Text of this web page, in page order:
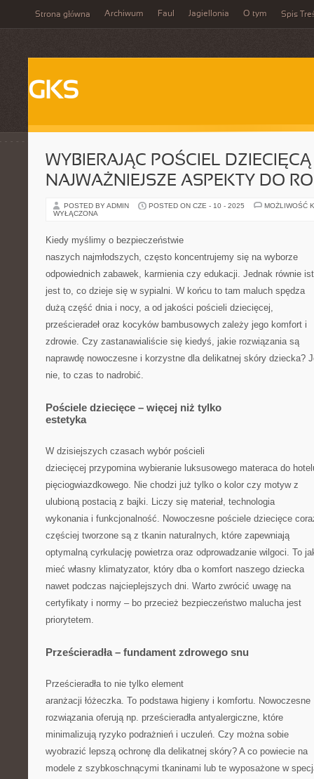
Strona główna Archiwum Faul Jagiellonia O tym Spis
GKS
WYBIERAJĄC POŚCIEL DZIECIĘCĄ
NAJWAŻNIEJSZE ASPEKTY DO
POSTED BY ADMIN POSTED ON CZE - 10 - 2025
MOŻLIWOŚĆ
WYŁĄCZONA
Kiedy myślimy o bezpieczeństwie
naszych najmłodszych, często koncentrujemy się na wyborze
odpowiednich zabawek, karmienia czy edukacji. Jednak równie
jest to, co dzieje się w sypialni. W końcu to tam maluch spędza
dużą część dnia i nocy, a od jakości pościeli dziecięcej,
prześcieradeł oraz kocyków bambusowych zależy jego komfort i
zdrowie. Czy zastanawialiście się kiedyś, jakie rozwiązania są
naprawdę nowoczesne i korzystne dla delikatnej skóry dziecka?
nie, to czas to nadrobić.
Pościele dziecięce – więcej niż tylko
estetyka
W dzisiejszych czasach wybór pościeli
dziecięcej przypomina wybieranie luksusowego materaca do
pięciogwiazdkowego. Nie chodzi już tylko o kolor czy motyw z
ulubioną postacią z bajki. Liczy się materiał, technologia
wykonania i funkcjonalność. Nowoczesne pościele dziecięce
częściej tworzone są z tkanin naturalnych, które zapewniają
optymalną cyrkulację powietrza oraz odprowadzanie wilgoci. To
mieć własny klimatyzator, który dba o komfort naszego dziecka
nawet podczas najcieplejszych dni. Warto zwrócić uwagę na
certyfikaty i normy – bo przecież bezpieczeństwo malucha jest
priorytetem.
Prześcieradła – fundament zdrowego snu
Prześcieradła to nie tylko element
aranżacji łóżeczka. To podstawa higieny i komfortu. Nowoczesne
rozwiązania oferują np. prześcieradła antyalergiczne, które
minimalizują ryzyko podrażnień i uczuleń. Czy można sobie
wyobrazić lepszą ochronę dla delikatnej skóry? A co powiecie na
modele z szybkoschnącymi tkaninami lub te wyposażone w